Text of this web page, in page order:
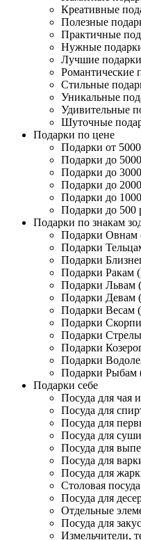
Креативные
Полезные
Практичные
Нужные
Лучшие подарки
Романтические
Стильные
Уникальные
Удивительные
Шуточные
Подарки по цене
Подарки от
Подарки до
Подарки до
Подарки до
Подарки до
Подарки до 500
Подарки по знакам
Подарки Овнам
Подарки
Подарки
Подарки Ракам
Подарки Львам
Подарки Девам
Подарки Весам
Подарки
Подарки
Подарки
Подарки
Подарки Рыбам
Подарки себе
Посуда для чая
Посуда для
Посуда для
Посуда для
Посуда для
Посуда для
Посуда для
Столовая посуда
Посуда для
Отдельные
Посуда для
Измельчители,